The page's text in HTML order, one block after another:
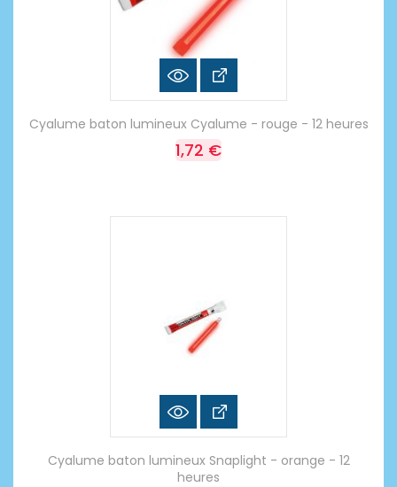
Cyalume baton lumineux Cyalume - rouge - 12 heures
1,72 €
Cyalume baton lumineux Snaplight - orange - 12
heures